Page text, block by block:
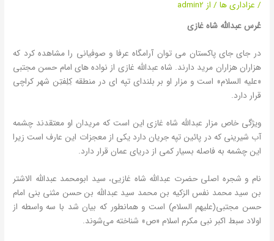
/ عزاداری ها / از admin2
عُرس عبدالله شاه غازی
در جای جای پاکستان می توان آرامگاه عرفا و صوفیانی را مشاهده کرد که
هزاران هزاران مرید دارند. شاه عبدالله غازی از نواده های امام حسن مجتبی
«علیه السلام» است و مزار او بر بلندای تپه ای در منطقه کِلِفتِن شهر کراچی
قرار دارد.
ویژگی خاص مزار عبدالله شاه غازی این است که مریدان او معتقدند چشمه
آب شیرینی که در پائین تپه جریان دارد یکی از معجزات این عارف است زیرا
این چشمه به فاصله بسیار کمی از دریای عمان قرار دارد.
نام و شجره اصلی حضرت عبدالله شاه غازیی، سید ابومحمد عبدالله الاشتر
بن سید محمد نفس الزکیه بن محمد سید عبدالله بن حسن مثنی بنی امام
حسن مجتبی(علیهم السلام) است و همانطور که بیان شد با سه واسطه از
اولاد سبط اکبر نبی مکرم اسلام «ص» شناخته می‌شوند.